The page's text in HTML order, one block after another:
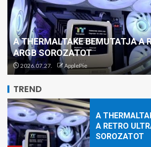
A THERMALTAKE BEMUTATJA A
ARGB SOROZATOT
2026.07.27. ApplePie
TREND
A
A TS120/
VENTILÁTORT
A
A RETRO
SOROZATOT